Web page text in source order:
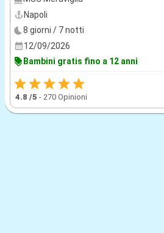
Napoli
8 giorni / 7 notti
12/09/2026
Bambini gratis fino a 12 anni
4.8 /5 - 270 Opinioni